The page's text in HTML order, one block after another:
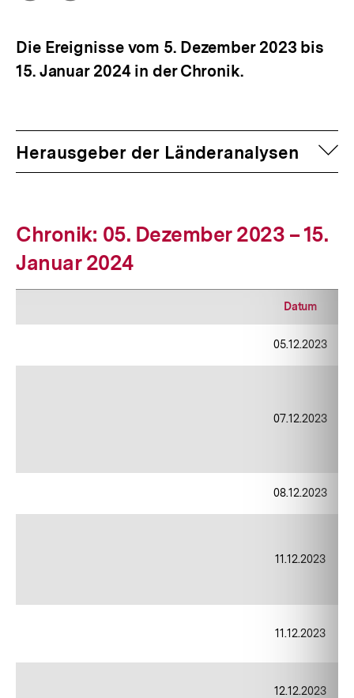
Die Ereignisse vom 5. Dezember 2023 bis
15. Januar 2024 in der Chronik.
Herausgeber der Länderanalysen
Chronik: 05. Dezember 2023 – 15.
Januar 2024
Datum
05.12.2023
07.12.2023
08.12.2023
11.12.2023
11.12.2023
12.12.2023